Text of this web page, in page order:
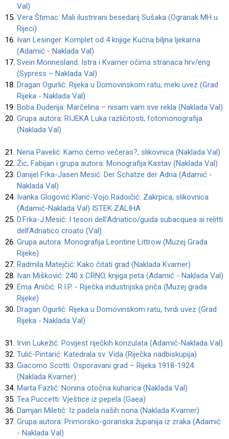
Val)
Vera Štimac: Mali ilustrirani besedarij Sušaka (Ogranak MH u
Rijeci)
Ivan Lesinger: Komplet od 4 knjige Kućna biljna ljekarna
(Adamić - Naklada Val)
Svein Monnesland: Istra i Kvarner očima stranaca hrv/eng
(Sypress – Naklada Val)
Dragan Ogurlić: Rijeka u Domovinskom ratu, meki uvez (Grad
Rijeka - Naklada Val)
Boba Đuderija: Marčelina – nisam vam sve rekla (Naklada Val)
Grupa autora: RIJEKA Luka različitosti, fotomonografija
(Naklada Val)
Nena Pavelić: Kamo ćemo večeras?, slikovnica (Naklada Val)
Žic, Fabijan i grupa autora: Monografija Kastav (Naklada Val)
Danijel Frka-Jasen Mesić: Der Schatze der Adria (Adamić -
Naklada Val)
Ivanka Glogović Klarić-Vojo Radoičić: Zakrpica, slikovnica
(Adamić-Naklada Val) ISTEK ZALIHA
D.Frka-J.Mesić: I tesori dell'Adriatico/guida subacquea ai relitti
dell’Adriatico croato (Val)
Grupa autora: Monografija Leontine Littrow (Muzej Grada
Rijeke)
Radmila Matejčić: Kako čitati grad (Naklada Kvarner)
Ivan Mišković: 240 x CRNO, knjiga peta (Adamić - Naklada Val)
Ema Aničić: R.I.P. - Riječka industrijska priča (Muzej grada
Rijeke)
Dragan Ogurlić: Rijeka u Domovinskom ratu, tvrdi uvez (Grad
Rijeka - Naklada Val)
Irvin Lukežić: Povijest riječkih konzulata (Adamić-Naklada Val)
Tulić-Pintarić: Katedrala sv. Vida (Riječka nadbiskupija)
Giacomo Scotti: Osporavani grad – Rijeka 1918-1924
(Naklada Kvarner)
Marta Fazlić: Nonina otočna kuharica (Naklada Val)
Tea Puccetti: Vještice iz pepela (Gaea)
Damjan Miletić: Iz padela naših nona (Naklada Kvarner)
Grupa autora: Primorsko-goranska županija iz zraka (Adamić
- Naklada Val)